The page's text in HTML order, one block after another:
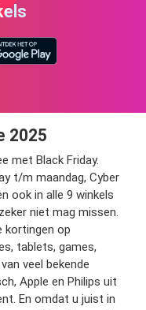
2025
met Black Friday.
t/m maandag, Cyber
ook in alle 9 winkels
niet mag missen.
kortingen op
tablets, games,
veel bekende
Apple en Philips uit
En omdat u juist in